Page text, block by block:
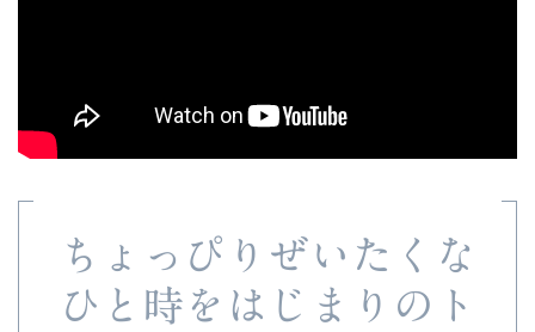
ちょっぴりぜいたくな
ひと時をはじまりのト